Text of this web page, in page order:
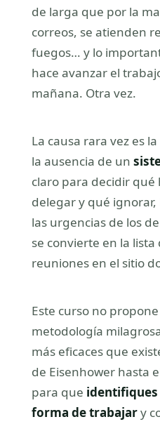
de larga que por la
correos, se atienden
fuegos… y lo
hace avanzar el
mañana. Otra vez.
La causa rara vez es
la ausencia de un
claro para decidir
delegar y qué
las urgencias de los
se convierte en la lista
reuniones en el sitio
Este curso no
metodología
más eficaces que
de Eisenhower hasta
para que identifiques
forma de trabajary